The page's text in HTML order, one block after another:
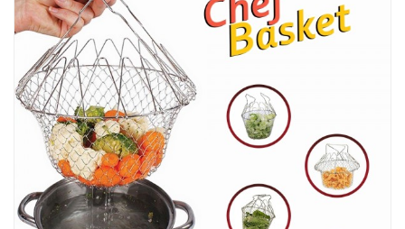
Ֆիտնես
Գեղեցկություն ԵՒ Խնամք
Երեխաների Համար
Լավագույն Վաճառք